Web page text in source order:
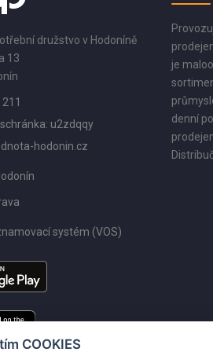
družstvo v Hodoníně
13
u2zdqqy
hodonin.cz
systém (VOS)
je
denní
COOKIES